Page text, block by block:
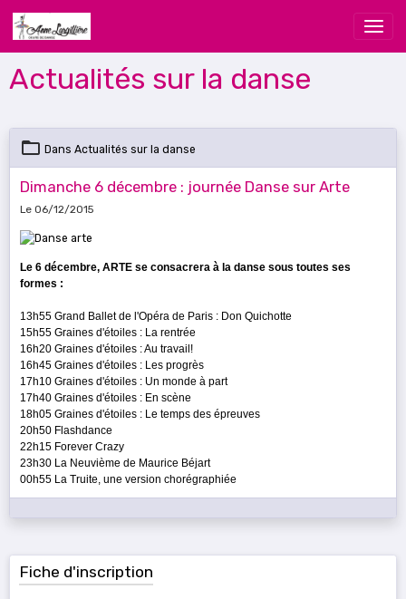
Actualités sur la danse
Dans Actualités sur la danse
Dimanche 6 décembre : journée Danse sur Arte
Le 06/12/2015
Le 6 décembre, ARTE se consacrera à la danse sous toutes ses
formes :
13h55 Grand Ballet de l'Opéra de Paris : Don Quichotte
15h55 Graines d'étoiles : La rentrée
16h20 Graines d'étoiles : Au travail!
16h45 Graines d'étoiles : Les progrès
17h10 Graines d'étoiles : Un monde à part
17h40 Graines d'étoiles : En scène
18h05 Graines d'étoiles : Le temps des épreuves
20h50 Flashdance
22h15 Forever Crazy
23h30 La Neuvième de Maurice Béjart
00h55 La Truite, une version chorégraphiée
Fiche d'inscription